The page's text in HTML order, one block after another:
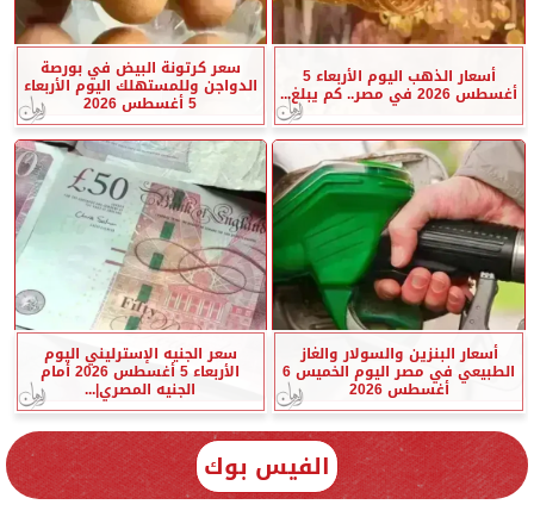
أسعار الذهب اليوم الأربعاء 5
أغسطس 2026 في مصر.. كم يبلغ...
سعر كرتونة البيض في بورصة
الدواجن وللمستهلك اليوم الأربعاء
5 أغسطس 2026
أسعار البنزين والسولار والغاز
الطبيعي في مصر اليوم الخميس 6
أغسطس 2026
سعر الجنيه الإسترليني اليوم
الأربعاء 5 أغسطس 2026 أمام
الجنيه المصري|...
الفيس بوك